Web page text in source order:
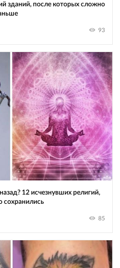
зданий, после которых сложно
93
12 исчезнувших религий,
сохранились
85